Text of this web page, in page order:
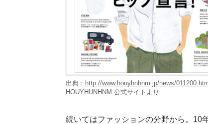
出典： http://www.houyhnhnm.jp/news/
HOUYHUNHNM 公式サイトより
続いてはファッションの分野から。10